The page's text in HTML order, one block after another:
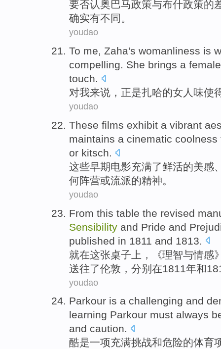
要否认奥巴马政策与布什政策的
确实有不同。
youdao
To me, Zaha's womanliness is
compelling. She brings a female
touch.
对我来说 ， 正是扎哈的女人 味使
youdao
These films exhibit a vibrant
maintains a cinematic
or kitsch.
这些早期电影充满了鲜活的美感
何阵营或流派的精神。
youdao
From this table the revised
Sensibility and Pride and
published in 1811 and 1813.
就在这张桌子 上，《理智与情感
送往了伦敦 ，分别在1811年和
youdao
Parkour is a challenging and
learning Parkour must always
and caution.
酷是一项充满挑战和危险的体育